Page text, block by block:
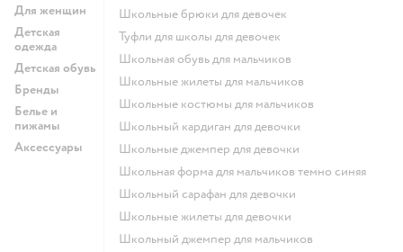
Для женщин
Детская
одежда
Детская обувь
Бренды
Белье и
пижамы
Аксессуары
Школьные брюки для девочек
Туфли для школы для девочек
Школьная обувь для мальчиков
Школьные жилеты для мальчиков
Школьные костюмы для мальчиков
Школьный кардиган для девочки
Школьные джемпер для девочки
Школьная форма для мальчиков темно синяя
Школьный сарафан для девочки
Школьные жилеты для девочки
Школьный джемпер для мальчиков